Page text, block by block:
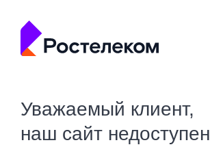
Уважаемый клиент,
наш сайт недоступен